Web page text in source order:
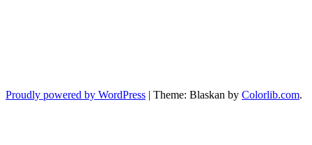
Proudly powered by WordPress | Theme: Blaskan by Colorlib.com.